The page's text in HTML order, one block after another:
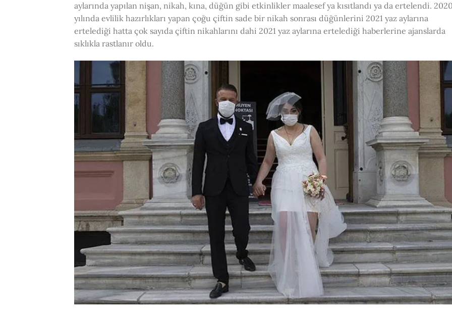
aylarında yapılan nişan, nikah, kına, düğün gibi etkinlikler maalesef ya kısıtlandı ya da ertelendi.
yılında evlilik hazırlıkları yapan çoğu çiftin sade bir nikah sonrası düğünlerini 2021 yaz aylarına
ertelediği hatta çok sayıda çiftin nikahlarını dahi 2021 yaz aylarına ertelediği haberlerine ajanslarda
sıklıkla rastlanır oldu.